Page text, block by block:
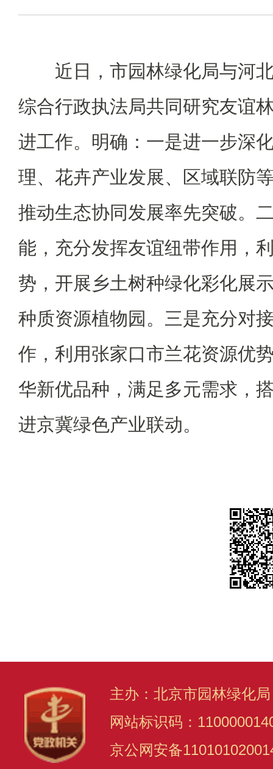
近日，市园林绿化局与河
综合行政执法局共同研究友谊
进工作。明确：一是进一步深
理、花卉产业发展、区域联防
推动生态协同发展率先突破。
能，充分发挥友谊纽带作用，
势，开展乡土树种绿化彩化展
种质资源植物园。三是充分对
作，利用张家口市兰花资源优
华新优品种，满足多元需求，
进京冀绿色产业联动。
主办：北京市园林绿化
网站标识码：
京公网安备